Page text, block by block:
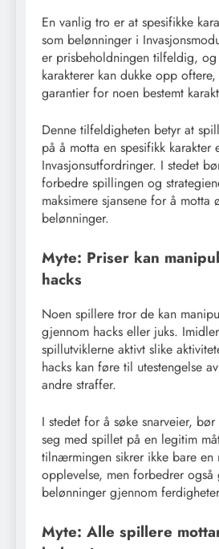
En vanlig tro er at spesifikke
som belønninger i
er prisbeholdningen tilfeldig, og
karakterer kan dukke opp
garantier for noen bestemt
Denne tilfeldigheten betyr at
på å motta en spesifikk karakter
Invasjonsutfordringer. I stedet
forbedre spillingen og
maksimere sjansene for å motta
belønninger.
Myte: Priser kan
hacks
Noen spillere tror de kan
gjennom hacks eller juks.
spillutviklerne aktivt slike
hacks kan føre til utestengelse
andre straffer.
I stedet for å søke snarveier,
seg med spillet på en legitim
tilnærmingen sikrer ikke bare en
opplevelse, men forbedrer
belønninger gjennom
Myte: Alle spillere